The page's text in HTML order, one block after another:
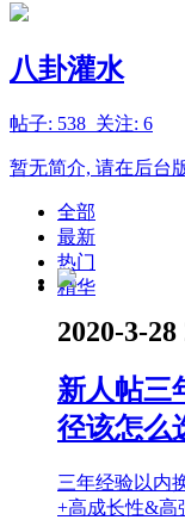
八卦灌水
帖子: 538 关注: 6
暂无简介, 请在后台
全部
最新
热门
精华
2020-3-28
新人帖三
径该怎么
三年经验以内
+高成长性&高